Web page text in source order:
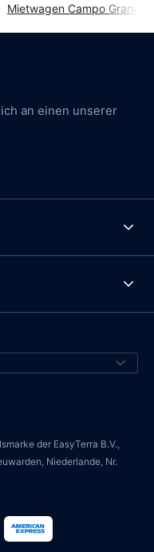
Mietwagen Campo Grande
an einen unserer
der EasyTerra B.V.,
Niederlande, Nr.